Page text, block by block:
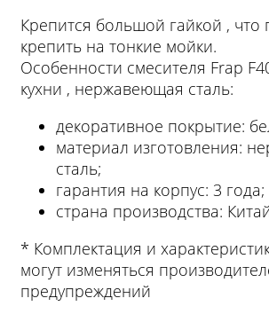
Крепится большой гайкой , что
крепить на тонкие мойки.
Особенности смесителя Frap
кухни , нержавеющая сталь:
декоративное покрытие:
материал изготовления:
сталь;
гарантия на корпус: 3 года;
страна производства:
* Комплектация и
могут изменяться
предупреждений